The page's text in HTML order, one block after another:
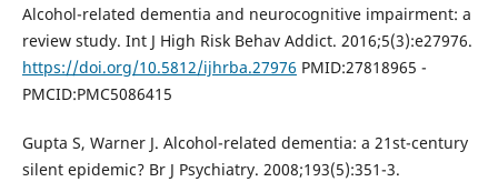
Alcohol-related dementia and neurocognitive impairment: a
review study. Int J High Risk Behav Addict. 2016;5(3):e27976.
https://doi.org/10.5812/ijhrba.27976 PMID:27818965 -
PMCID:PMC5086415
Gupta S, Warner J. Alcohol-related dementia: a 21st-century
silent epidemic? Br J Psychiatry. 2008;193(5):351-3.